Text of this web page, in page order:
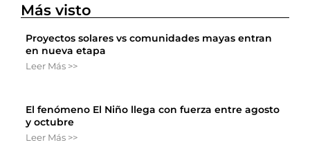
Más visto
Proyectos solares vs comunidades mayas entran
en nueva etapa
Leer Más >>
El fenómeno El Niño llega con fuerza entre agosto
y octubre
Leer Más >>